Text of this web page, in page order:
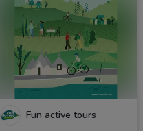
Fun active tours